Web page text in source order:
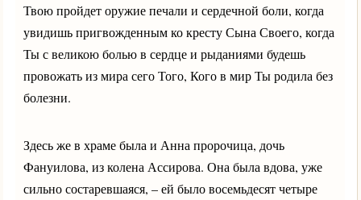
Твою пройдет оружие печали и сердечной боли, когда
увидишь пригвожденным ко кресту Сына Своего, когда
Ты с великою болью в сердце и рыданиями будешь
провожать из мира сего Того, Кого в мир Ты родила без
болезни.
Здесь же в храме была и Анна пророчица, дочь
Фануилова, из колена Ассирова. Она была вдова, уже
сильно состаревшаяся, – ей было восемьдесят четыре